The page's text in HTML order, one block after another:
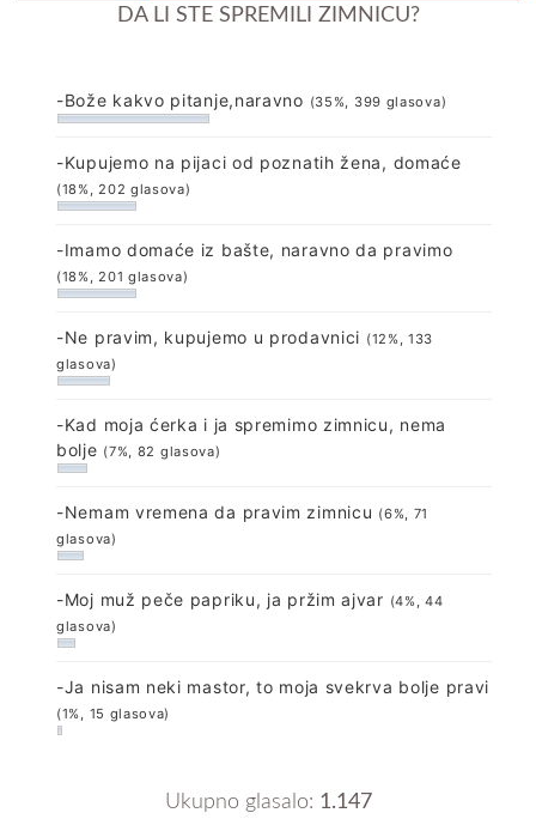
DA LI STE SPREMILI ZIMNICU?
-Bože kakvo pitanje,naravno (35%, 399 glasova)
-Kupujemo na pijaci od poznatih žena, domaće
(18%, 202 glasova)
-Imamo domaće iz bašte, naravno da pravimo
(18%, 201 glasova)
-Ne pravim, kupujemo u prodavnici (12%, 133
glasova)
-Kad moja ćerka i ja spremimo zimnicu, nema
bolje (7%, 82 glasova)
-Nemam vremena da pravim zimnicu (6%, 71
glasova)
-Moj muž peče papriku, ja pržim ajvar (4%, 44
glasova)
-Ja nisam neki mastor, to moja svekrva bolje pravi
(1%, 15 glasova)
Ukupno glasalo: 1.147